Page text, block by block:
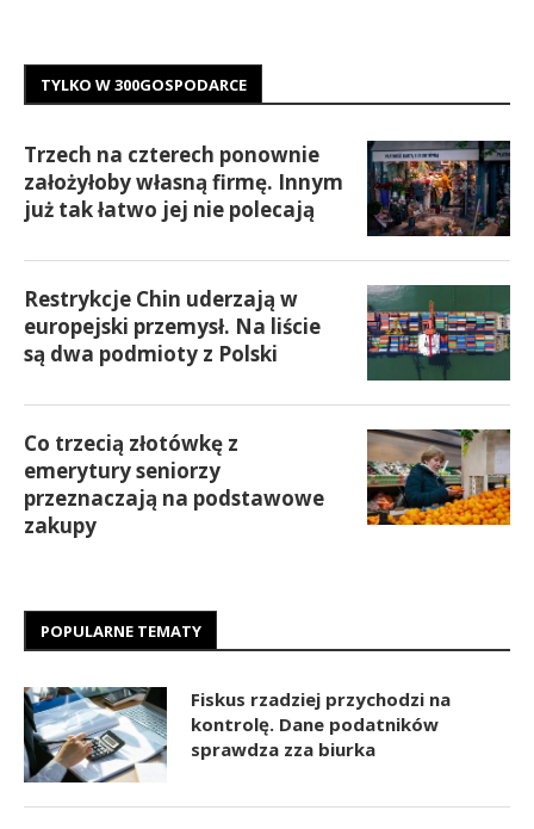
TYLKO W 300GOSPODARCE
Trzech na czterech ponownie
założyłoby własną firmę. Innym
już tak łatwo jej nie polecają
Restrykcje Chin uderzają w
europejski przemysł. Na liście
są dwa podmioty z Polski
Co trzecią złotówkę z
emerytury seniorzy
przeznaczają na podstawowe
zakupy
POPULARNE TEMATY
Fiskus rzadziej przychodzi na
kontrolę. Dane podatników
sprawdza zza biurka